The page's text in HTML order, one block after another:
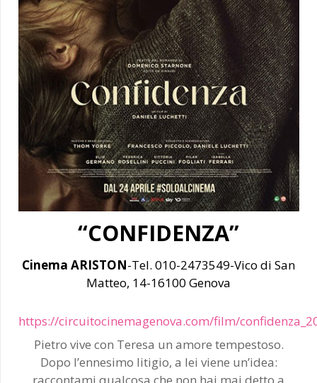
“CONFIDENZA”
Cinema ARISTON-Tel. 010-2473549-Vico di San
Matteo, 14-16100 Genova
https://circuitocinemagenova.com/film/
Pietro vive con Teresa un amore tempestoso.
Dopo l’ennesimo litigio, a lei viene un’idea: